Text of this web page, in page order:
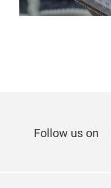
Follow us on